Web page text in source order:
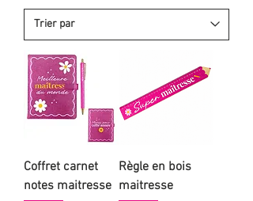
Coffret carnet
notes maitresse
Règle en bois
maitresse